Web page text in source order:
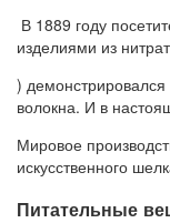
В 1889 году
изделиями из
)
волокна. И в
Мировое
искусственного
Питательные